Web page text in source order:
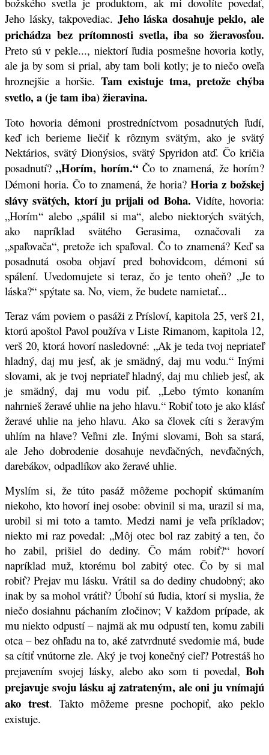
Jeho lásky, takpovediac. Jeho láska dosahuje peklo, ale
prichádza bez prítomnosti svetla, iba so žieravosťou.
Preto sú v pekle..., niektorí ľudia posmešne hovoria kotly,
ale ja by som si prial, aby tam boli kotly; je to niečo oveľa
hroznejšie a horšie. Tam existuje tma, pretože chýba
svetlo, a (je tam iba) žieravina.
Toto hovoria démoni prostredníctvom posadnutých ľudí,
keď ich berieme liečiť k rôznym svätým, ako je svätý
Nektários, svätý Dionýsios, svätý Spyridon atď. Čo kričia
posadnutí? „Horím, horím.“Čo to znamená, že horím?
Démoni horia. Čo to znamená, že horia? Horia z božskej
slávy svätých, ktorí ju prijali od Boha. Vidíte, hovoria:
„Horím“ alebo „spálil si ma“, alebo niektorých svätých,
ako napríklad svätého Gerasima, označovali za
„spaľovača“, pretože ich spaľoval. Čo to znamená? Keď sa
posadnutá osoba objaví pred bohovidcom, démoni sú
spálení. Uvedomujete si teraz, čo je tento oheň? „Je to
láska?“ spýtate sa. No, viem, že budete namietať...
Teraz vám poviem o pasáži z Prísloví, kapitola 25, verš 21,
ktorú apoštol Pavol používa v Liste Rimanom, kapitola 12,
verš 20, ktorá hovorí nasledovné: „Ak je teda tvoj nepriateľ
hladný, daj mu jesť, ak je smädný, daj mu vodu.“ Inými
slovami, ak je tvoj nepriateľ hladný, daj mu chlieb jesť, ak
je smädný, daj mu vodu piť. „Lebo týmto konaním
nahrnieš žeravé uhlie na jeho hlavu.“ Robiť toto je ako klásť
žeravé uhlie na jeho hlavu. Ako sa človek cíti s žeravým
uhlím na hlave? Veľmi zle. Inými slovami, Boh sa stará,
ale Jeho dobrodenie dosahuje nevďačných, nevďačných,
darebákov, odpadlíkov ako žeravé uhlie.
Myslím si, že túto pasáž môžeme pochopiť skúmaním
niekoho, kto hovorí inej osobe: obvinil si ma, urazil si ma,
urobil si mi toto a tamto. Medzi nami je veľa príkladov;
niekto mi raz povedal: „Môj otec bol raz zabitý a ten, čo
ho zabil, prišiel do dediny. Čo mám robiť?“ hovorí
napríklad muž, ktorému bol zabitý otec. Čo by si mal
robiť? Prejav mu lásku. Vrátil sa do dediny chudobný; ako
inak by sa mohol vrátiť? Úbohí sú ľudia, ktorí si myslia, že
niečo dosiahnu páchaním zločinov; V každom prípade, ak
mu niekto odpustí – najmä ak mu odpustí ten, komu zabili
otca – bez ohľadu na to, aké zatvrdnuté svedomie má, bude
sa cítiť vnútorne zle. Aký je tvoj konečný cieľ? Potrestáš ho
prejavením svojej lásky, alebo ako som ti povedal, Boh
prejavuje svoju lásku aj zatrateným, ale oni ju vnímajú
ako trest. Takto môžeme presne pochopiť, ako peklo
existuje.